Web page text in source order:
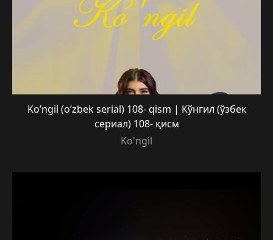
Ko’ngil (o’zbek serial) 108- qism | Кўнгил (ўзбек
сериал) 108- қисм
Ko'ngil